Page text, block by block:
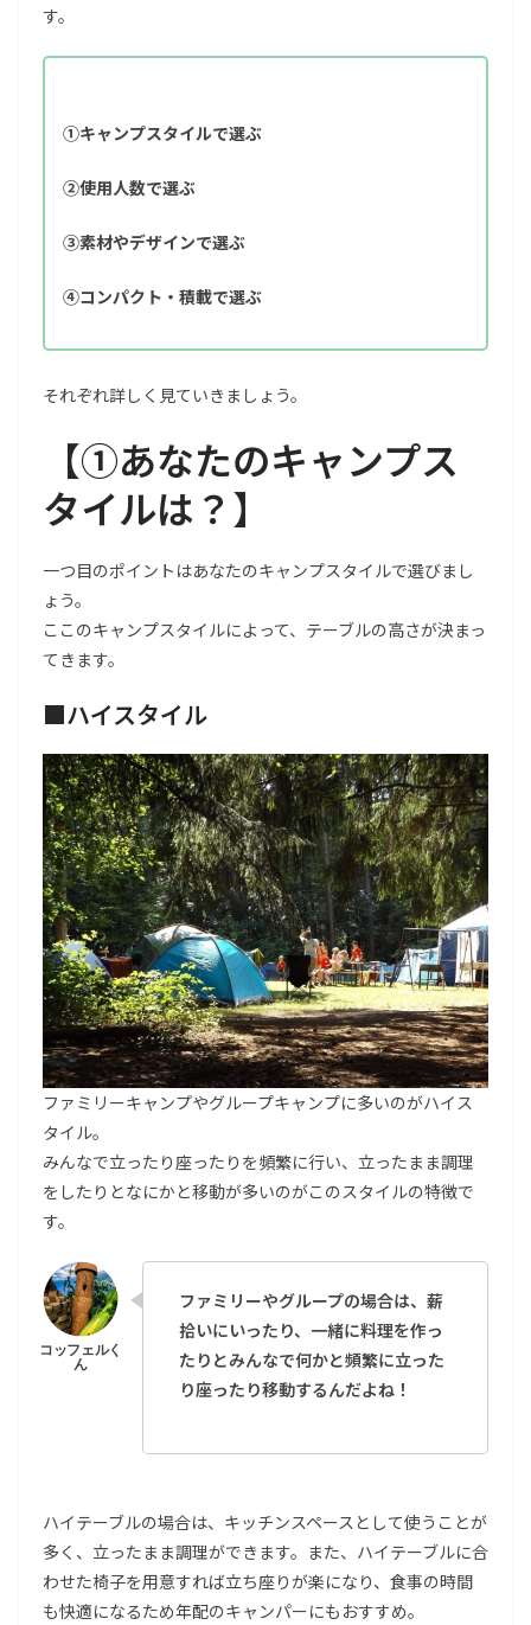
す。
①キャンプスタイルで選ぶ
②使用人数で選ぶ
③素材やデザインで選ぶ
④コンパクト・積載で選ぶ
それぞれ詳しく見ていきましょう。
【①あなたのキャンプス
タイルは？】
一つ目のポイントはあなたのキャンプスタイルで選びまし
ょう。
ここのキャンプスタイルによって、テーブルの高さが決まっ
てきます。
■ハイスタイル
ファミリーキャンプやグループキャンプに多いのがハイス
タイル。
みんなで立ったり座ったりを頻繁に行い、立ったまま調理
をしたりとなにかと移動が多いのがこのスタイルの特徴で
す。
ファミリーやグループの場合は、薪
拾いにいったり、一緒に料理を作っ
たりとみんなで何かと頻繁に立った
り座ったり移動するんだよね！
ハイテーブルの場合は、キッチンスペースとして使うことが
多く、立ったまま調理ができます。また、ハイテーブルに合
わせた椅子を用意すれば立ち座りが楽になり、食事の時間
も快適になるため年配のキャンパーにもおすすめ。